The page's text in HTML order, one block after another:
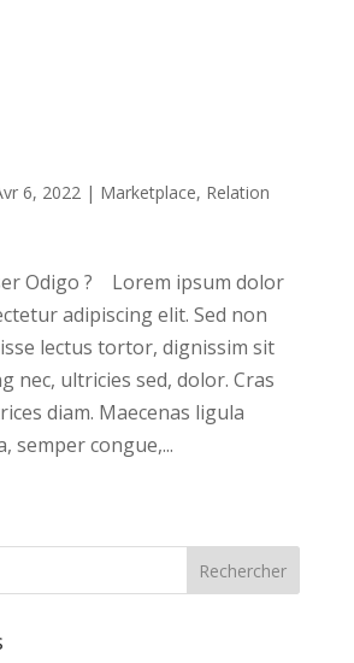
6, 2022| Marketplace, Relation
Odigo ? Lorem ipsum dolor
adipiscing elit. Sed non
lectus tortor, dignissim sit
nec, ultricies sed, dolor. Cras
diam. Maecenas ligula
semper congue,...